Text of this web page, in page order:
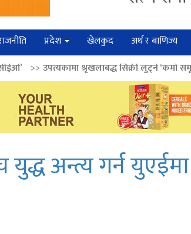
प्रदेश खेलकुद अर्थ र बाणिज्य
श्रृंखलाबद्ध सिक्री लुट्ने ‘कर्मा समूह’का नाइकेसहित
अन्त्य गर्न युएईमा